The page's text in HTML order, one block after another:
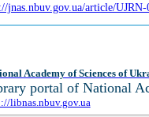
jnas.nbuv.gov.ua/article/UJRN-
Academy of Sciences of
portal of National
libnas.nbuv.gov.ua